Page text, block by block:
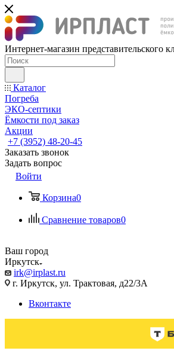
Интернет-магазин представительского
Каталог
Погреба
ЭКО-септики
Ёмкости под заказ
Акции
+7 (3952) 48-20-45
Заказать звонок
Задать вопрос
Войти
Корзина0
Сравнение товаров0
Ваш город
Иркутск
irk@irplast.ru
г. Иркутск, ул. Трактовая, д22/3А
Вконтакте